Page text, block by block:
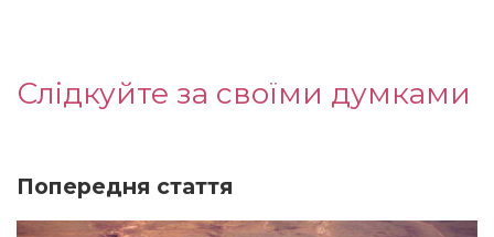
Слідкуйте за своїми думками
Попередня стаття